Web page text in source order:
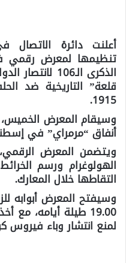
أعلنت دائرة الاتصال
تنظيمها لمعرض رقمي
الذكرى الـ106
1915.
وسيقام المعرض
أنفاق “مرمراي” في
ويتضمن المعرض
الهولوغرام ورسم
التقاطها خلال المعارك.
19.00 طيلة أيامه، مع
لمنع انتشار وباء فيروس